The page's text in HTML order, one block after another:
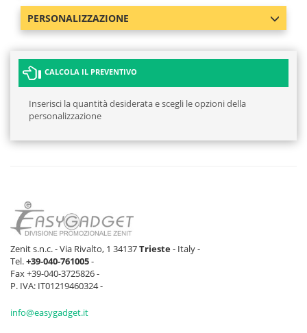
PERSONALIZZAZIONE
CALCOLA IL PREVENTIVO
Inserisci la quantità desiderata e scegli le opzioni della
personalizzazione
Zenit s.n.c. - Via Rivalto, 1 34137Trieste- Italy -
Tel.+39-040-761005-
Fax +39-040-3725826 -
P. IVA: IT01219460324 -
info@easygadget.it